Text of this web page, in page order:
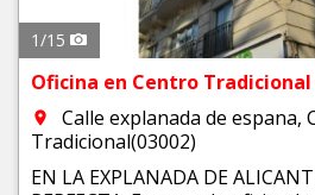
1/15
Oficina en Centro Tradicional -
room
Calle explanada de espana,
Tradicional(03002)
EN LA EXPLANADA DE